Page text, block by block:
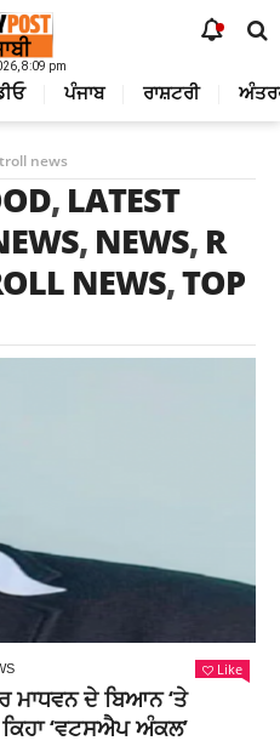
8:09 pm
ਪੰਜਾਬ ਰਾਸ਼ਟਰੀ
news
, LATEST
, NEWS, R
NEWS,TOP
Like
ਦੇ ਬਿਆਨ ‘ਤੇ
‘ਵਟਸਐਪ ਅੰਕਲ’